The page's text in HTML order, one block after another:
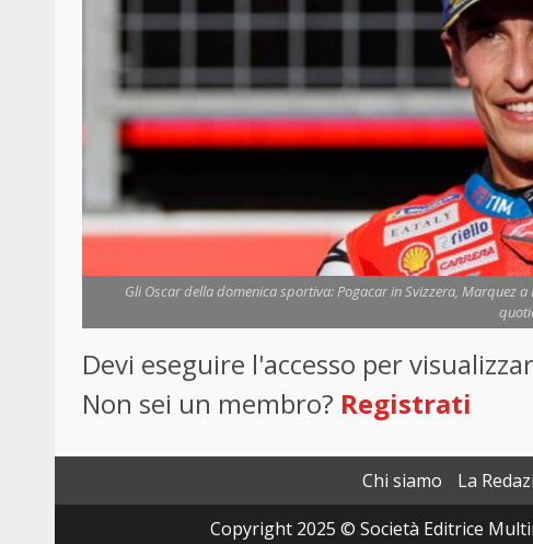
Gli Oscar della domenica sportiva: Pogacar in Svizzera, Marquez
Devi eseguire l'accesso per
Non sei un membro? Registrati
Chi siamo La
Copyright 2025 © Società Editrice